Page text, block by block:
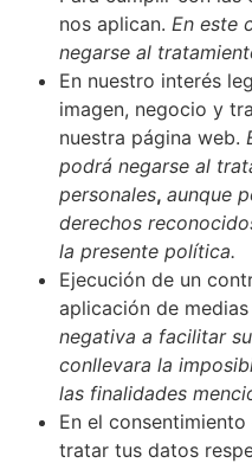
nos aplican. En este
negarse al
En nuestro interés
imagen, negocio y
nuestra página web.
podrá negarse al
personales, aunque
derechos
la presente política.
Ejecución de un
aplicación de
negativa a facilitar
conllevara la
las finalidades
En el
tratar tus datos